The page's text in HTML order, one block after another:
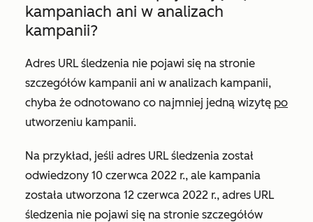
kampaniach ani w analizach
kampanii?
Adres URL śledzenia nie pojawi się na stronie
szczegółów kampanii ani w analizach kampanii,
chyba że odnotowano co najmniej jedną wizytę po
utworzeniu kampanii.
Na przykład, jeśli adres URL śledzenia został
odwiedzony 10 czerwca 2022 r., ale kampania
została utworzona 12 czerwca 2022 r., adres URL
śledzenia nie pojawi się na stronie szczegółów